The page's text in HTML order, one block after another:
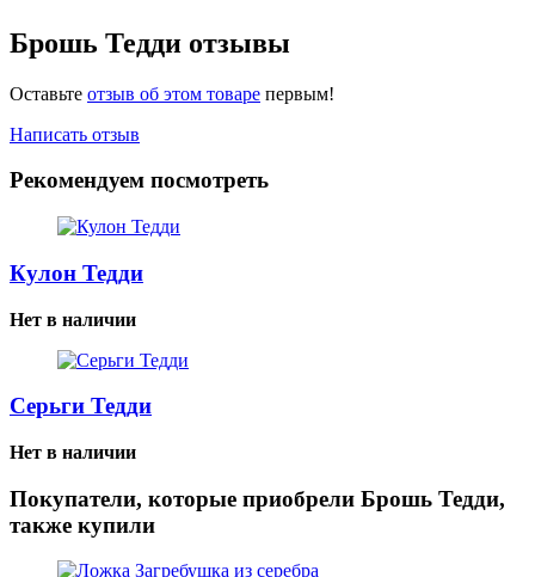
Брошь Тедди отзывы
Оставьте отзыв об этом товаре первым!
Написать отзыв
Рекомендуем посмотреть
Кулон Тедди
Нет в наличии
Серьги Тедди
Нет в наличии
Покупатели, которые приобрели Брошь Тедди,
также купили